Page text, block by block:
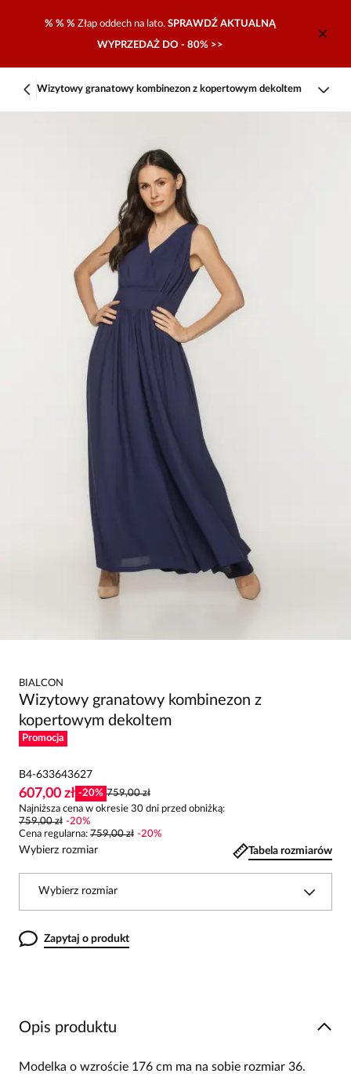
% % % Złap oddech na lato. SPRAWDŹ AKTUALNĄ
WYPRZEDAŻ DO - 80% >>
Wizytowy granatowy kombinezon z kopertowym dekoltem
BIALCON
Wizytowy granatowy kombinezon z
kopertowym dekoltem
Promocja
B4-633643627
607,00 zł -20% 759,00 zł
Najniższa cena w okresie 30 dni przed obniżką:
759,00 zł -20%
Cena regularna: 759,00 zł -20%
Wybierz rozmiar Tabela rozmiarów
Wybierz rozmiar
Zapytaj o produkt
Opis produktu
Modelka o wzroście 176 cm ma na sobie rozmiar 36.